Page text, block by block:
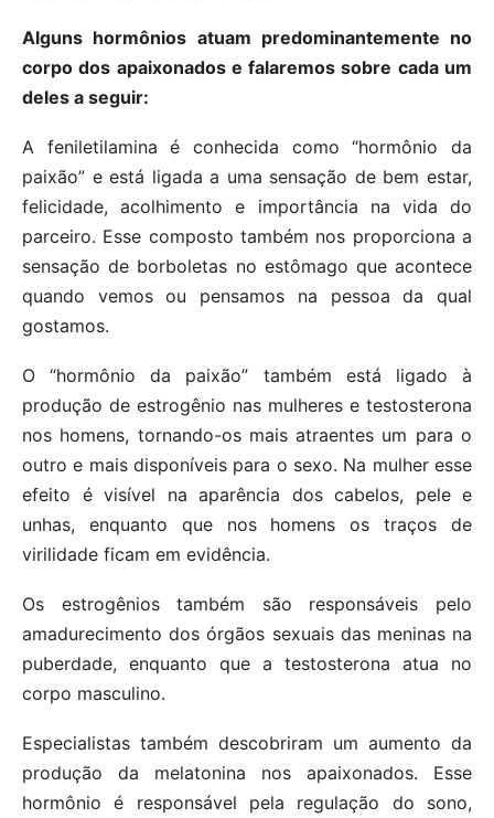
Alguns hormônios atuam predominantemente no
corpo dos apaixonados e falaremos sobre cada um
deles a seguir:
A feniletilamina é conhecida como “hormônio da
paixão” e está ligada a uma sensação de bem estar,
felicidade, acolhimento e importância na vida do
parceiro. Esse composto também nos proporciona a
sensação de borboletas no estômago que acontece
quando vemos ou pensamos na pessoa da qual
gostamos.
O “hormônio da paixão” também está ligado à
produção de estrogênio nas mulheres e testosterona
nos homens, tornando-os mais atraentes um para o
outro e mais disponíveis para o sexo. Na mulher esse
efeito é visível na aparência dos cabelos, pele e
unhas, enquanto que nos homens os traços de
virilidade ficam em evidência.
Os estrogênios também são responsáveis pelo
amadurecimento dos órgãos sexuais das meninas na
puberdade, enquanto que a testosterona atua no
corpo masculino.
Especialistas também descobriram um aumento da
produção da melatonina nos apaixonados. Esse
hormônio é responsável pela regulação do sono,